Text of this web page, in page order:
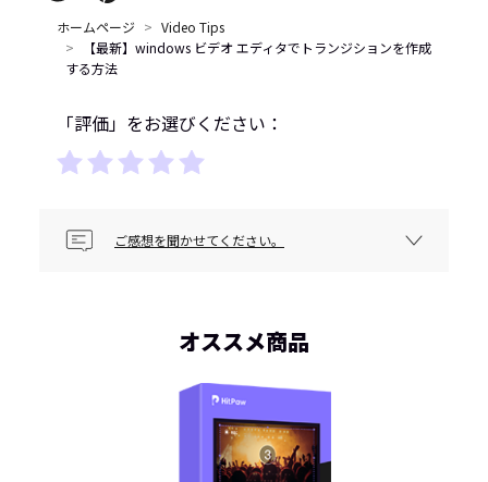
ホームページ
Video Tips
【最新】windows ビデオ エディタでトランジションを作成
する方法
「評価」をお選びください：
ご感想を聞かせてください。
オススメ商品